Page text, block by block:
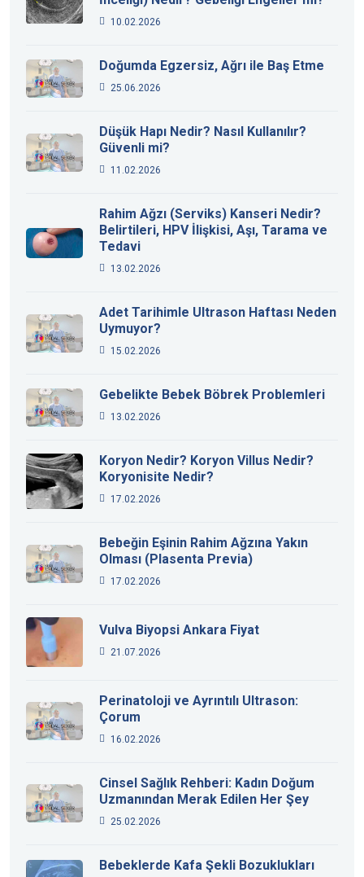
10.02.2026
Doğumda Egzersiz, Ağrı ile Baş Etme
25.06.2026
Düşük Hapı Nedir? Nasıl Kullanılır?
Güvenli mi?
11.02.2026
Rahim Ağzı (Serviks) Kanseri Nedir?
Belirtileri, HPV İlişkisi, Aşı, Tarama ve
Tedavi
13.02.2026
Adet Tarihimle Ultrason Haftası Neden
Uymuyor?
15.02.2026
Gebelikte Bebek Böbrek Problemleri
13.02.2026
Koryon Nedir? Koryon Villus Nedir?
Koryonisite Nedir?
17.02.2026
Bebeğin Eşinin Rahim Ağzına Yakın
Olması (Plasenta Previa)
17.02.2026
Vulva Biyopsi Ankara Fiyat
21.07.2026
Perinatoloji ve Ayrıntılı Ultrason:
Çorum
16.02.2026
Cinsel Sağlık Rehberi: Kadın Doğum
Uzmanından Merak Edilen Her Şey
25.02.2026
Bebeklerde Kafa Şekli Bozuklukları